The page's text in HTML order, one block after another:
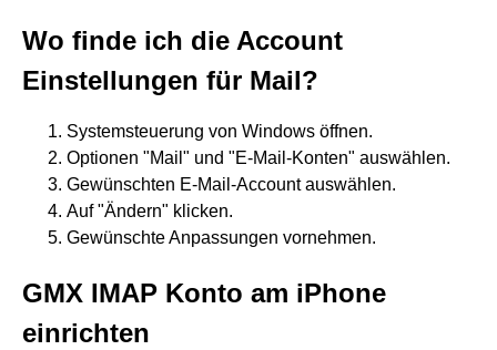
Wo finde ich die Account
Einstellungen für Mail?
Systemsteuerung von Windows öffnen.
Optionen "Mail" und "E-Mail-Konten" auswählen.
Gewünschten E-Mail-Account auswählen.
Auf "Ändern" klicken.
Gewünschte Anpassungen vornehmen.
GMX IMAP Konto am iPhone
einrichten